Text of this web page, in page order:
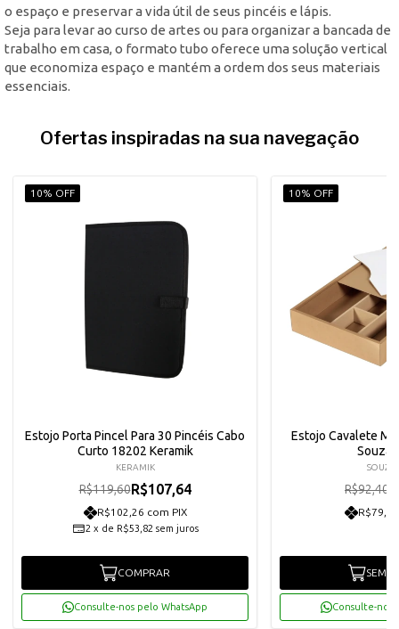
o espaço e preservar a vida útil de seus pincéis e lápis.
Seja para levar ao curso de artes ou para organizar a bancada de
trabalho em casa, o formato tubo oferece uma solução vertical
que economiza espaço e mantém a ordem dos seus materiais
essenciais.
Ofertas inspiradas na sua navegação
10% OFF
Estojo Porta Pincel Para 30 Pincéis Cabo
Curto 18202 Keramik
KERAMIK
R$119,60R$107,64
R$102,26 com PIX
2 x de R$53,82 sem juros
COMPRAR
Consulte-nos pelo WhatsApp
10% OFF
Estojo Cavalete
Souza
SOUZA
R$92,40
SEM
Consulte-nos